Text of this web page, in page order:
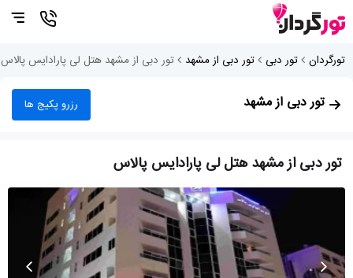
تورگردان تور دبی تور دبی از مشهد تور دبی از مشهد هتل لی پارادایس پالاس
تور دبی از مشهد رزرو پکیج ها
تور دبی از مشهد هتل لی پارادایس پالاس